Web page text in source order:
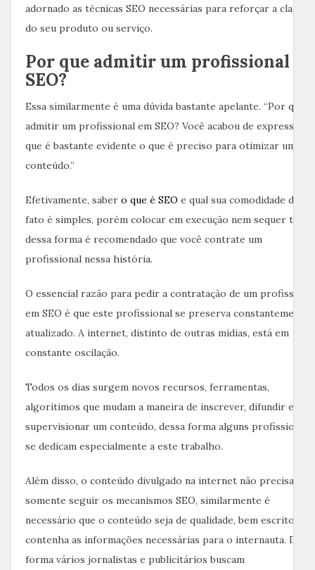
adornado as técnicas SEO necessárias para reforçar a clareza
do seu produto ou serviço.
Por que admitir um profissional
SEO?
Essa similarmente é uma dúvida bastante apelante. “Por que
admitir um profissional em SEO? Você acabou de expressar
que é bastante evidente o que é preciso para otimizar um
conteúdo.”
Efetivamente, saber o que é SEO e qual sua comodidade de
fato é simples, porém colocar em execução nem sequer
dessa forma é recomendado que você contrate um
profissional nessa história.
O essencial razão para pedir a contratação de um
em SEO é que este profissional se preserva constantemente
atualizado. A internet, distinto de outras mídias, está em
constante oscilação.
Todos os dias surgem novos recursos, ferramentas,
algorítimos que mudam a maneira de inscrever, difundir e
supervisionar um conteúdo, dessa forma alguns profissionais
se dedicam especialmente a este trabalho.
Além disso, o conteúdo divulgado na internet não precisa
somente seguir os mecanismos SEO, similarmente é
necessário que o conteúdo seja de qualidade, bem escrito e
contenha as informações necessárias para o internauta.
forma vários jornalistas e publicitários buscam